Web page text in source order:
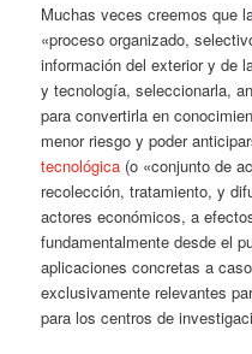
Muchas veces creemos que
«proceso organizado,
información del exterior y de
y tecnología, seleccionarla,
para convertirla en
menor riesgo y poder
tecnológica (o «conjunto de
recolección, tratamiento, y
actores económicos, a
fundamentalmente desde el
aplicaciones concretas a
exclusivamente relevantes
para los centros de